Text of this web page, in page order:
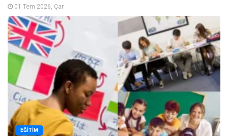
01 Tem 2026, Çar
EĞITIM